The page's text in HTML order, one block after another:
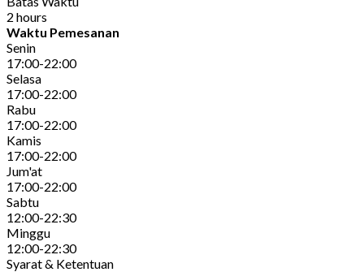
2 hours
Waktu Pemesanan
Senin
17:00-22:00
Selasa
17:00-22:00
Rabu
17:00-22:00
Kamis
17:00-22:00
Jum'at
17:00-22:00
Sabtu
12:00-22:30
Minggu
12:00-22:30
Syarat & Ketentuan